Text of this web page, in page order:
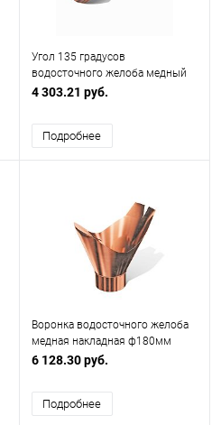
Угол 135 градусов
водосточного желоба медный
ф120х400х400мм
4 303.21 руб.
Подробнее
Воронка водосточного желоба
медная накладная ф180мм
6 128.30 руб.
Подробнее